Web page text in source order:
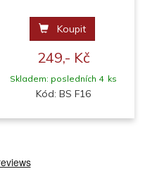
Koupit
249,- Kč
Skladem: posledních 4 ks
Kód: BS F16